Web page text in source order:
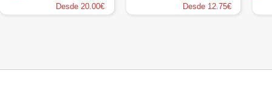
Desde 20.00€ Desde 12.75€